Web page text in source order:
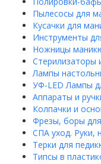
Пылесосы для
Кусачки для
Инструменты
Ножницы
Стерилизаторы
Лампы
УФ-LED Лампы
Аппараты и
Колпачки и
Фрезы, боры
СПА уход. Руки,
Терки для
Типсы в